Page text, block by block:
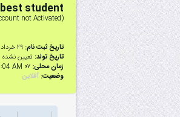
best student
(Account not Activated)
تاریخ ثبت نام: ۲۹ خرداد ۱۳۹۰
تاریخ تولد: تعیین نشده
زمان محلی: ۰۷ August 2026 , 01:04 AM
وضعیت: آفلاین